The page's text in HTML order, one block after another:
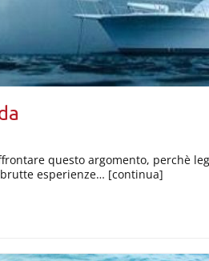
questo argomento, perchè
esperienze… [continua]